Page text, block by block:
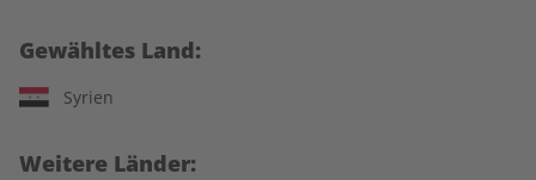
Gewähltes Land:
Syrien
Weitere Länder: